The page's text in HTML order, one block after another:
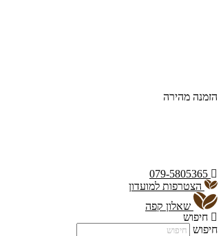
הזמנה מהירה
079-5805365
הצטרפות למועדון
שאלון קפה
חיפוש
חיפוש